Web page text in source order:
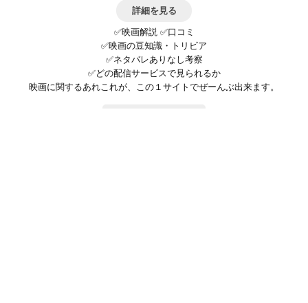
詳細を見る
✅映画解説 ✅口コミ
✅映画の豆知識・トリビア
✅ネタバレありなし考察
✅どの配信サービスで見られるか
映画に関するあれこれが、この１サイトでぜーんぶ出来ます。